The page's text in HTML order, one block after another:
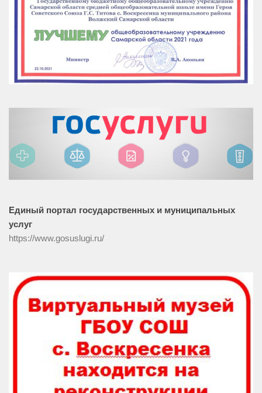
Единый портал государственных и муниципальных
услуг
https://www.gosuslugi.ru/